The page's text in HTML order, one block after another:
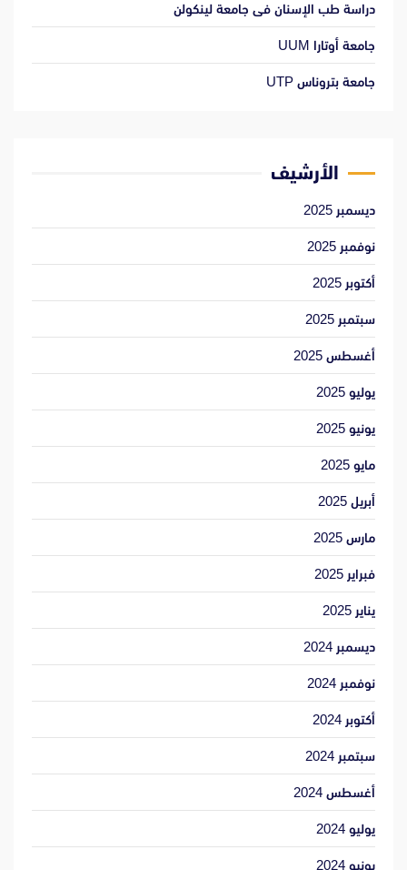
دراسة طب الإسنان فى جامعة لينكولن
جامعة أوتارا UUM
جامعة بتروناس UTP
الأرشيف
ديسمبر 2025
نوفمبر 2025
أكتوبر 2025
سبتمبر 2025
أغسطس 2025
يوليو 2025
يونيو 2025
مايو 2025
أبريل 2025
مارس 2025
فبراير 2025
يناير 2025
ديسمبر 2024
نوفمبر 2024
أكتوبر 2024
سبتمبر 2024
أغسطس 2024
يوليو 2024
يونيو 2024